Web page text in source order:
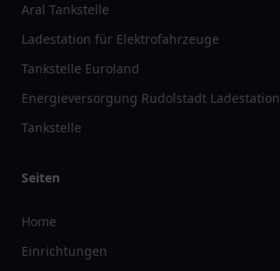
Aral Tankstelle
Ladestation für Elektrofahrzeuge
Tankstelle Euroland
Energieversorgung Rudolstadt Ladestation
Tankstelle
Seiten
Home
Einrichtungen